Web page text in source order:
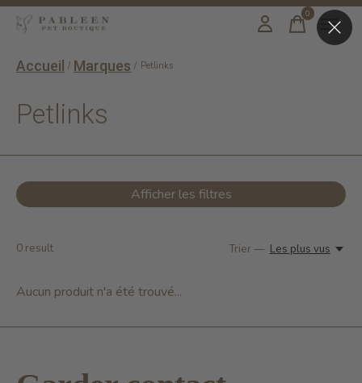
0items
Accueil / Marques / Petlinks
Petlinks
Afficher les filtres
0 result Trier — Les plus vus
Aucun produit n'a été trouvé...